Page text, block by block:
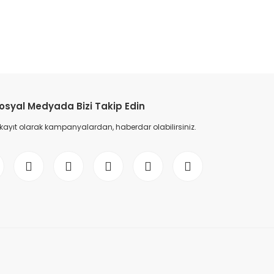
Medyada Bizi Takip Edin
olarak kampanyalardan, haberdar olabilirsiniz.